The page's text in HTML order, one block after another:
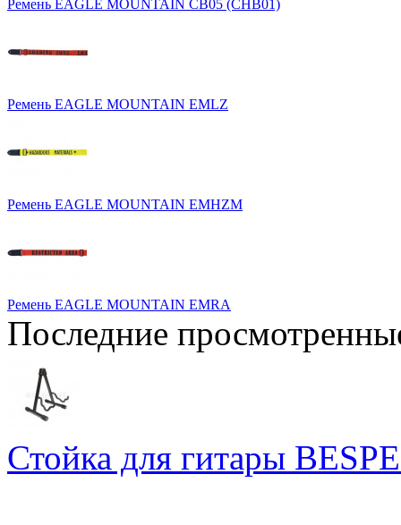
Ремень EAGLE MOUNTAIN CB05 (CHB01)
Ремень EAGLE MOUNTAIN EMLZ
Ремень EAGLE MOUNTAIN EMHZM
Ремень EAGLE MOUNTAIN EMRA
Последние
Стойка для гитары